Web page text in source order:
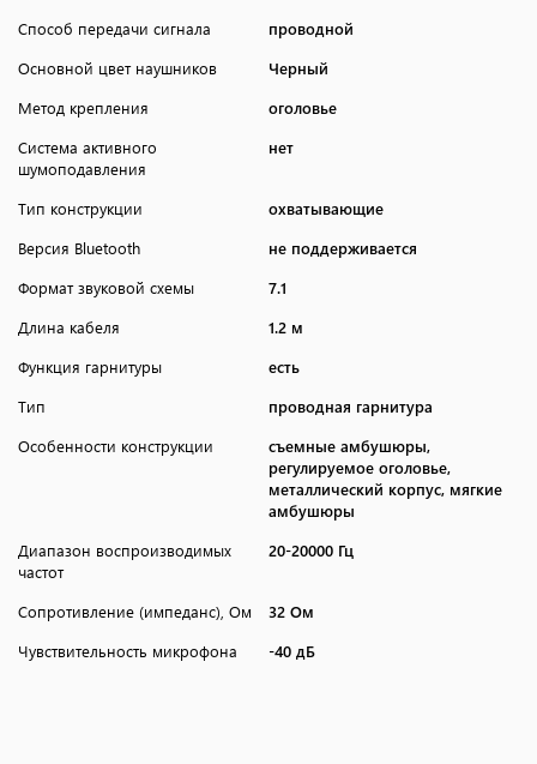
Способ передачи сигнала
проводной
Основной цвет наушников
Черный
Метод крепления
оголовье
Система активного
шумоподавления
нет
Тип конструкции
охватывающие
Версия Bluetooth
не поддерживается
Формат звуковой схемы
7.1
Длина кабеля
1.2 м
Функция гарнитуры
есть
Тип
проводная гарнитура
Особенности конструкции
съемные амбушюры,
регулируемое оголовье,
металлический корпус, мягкие
амбушюры
Диапазон воспроизводимых
частот
20-20000 Гц
Сопротивление (импеданс), Ом
32 Ом
Чувствительность микрофона
-40 дБ